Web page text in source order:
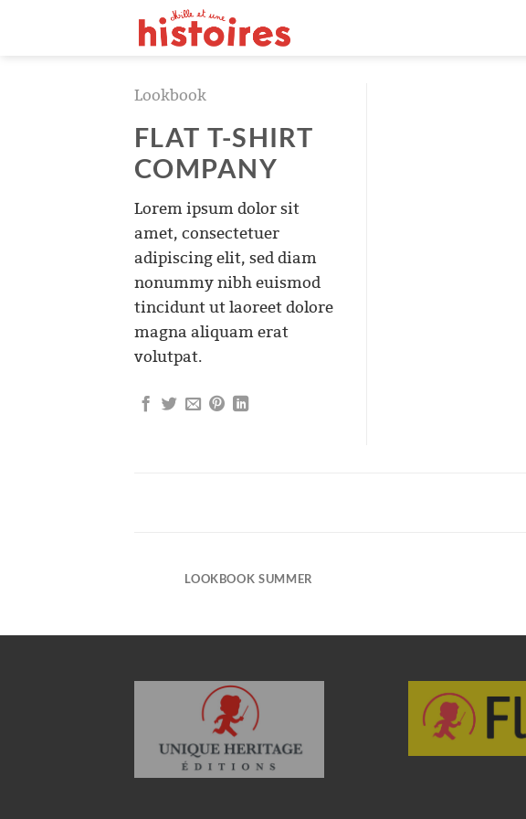
Lookbook
FLAT T-SHIRT
COMPANY
Lorem ipsum dolor sit
amet, consectetuer
adipiscing elit, sed diam
nonummy nibh euismod
tincidunt ut laoreet dolore
magna aliquam erat
volutpat.
LOOKBOOK SUMMER